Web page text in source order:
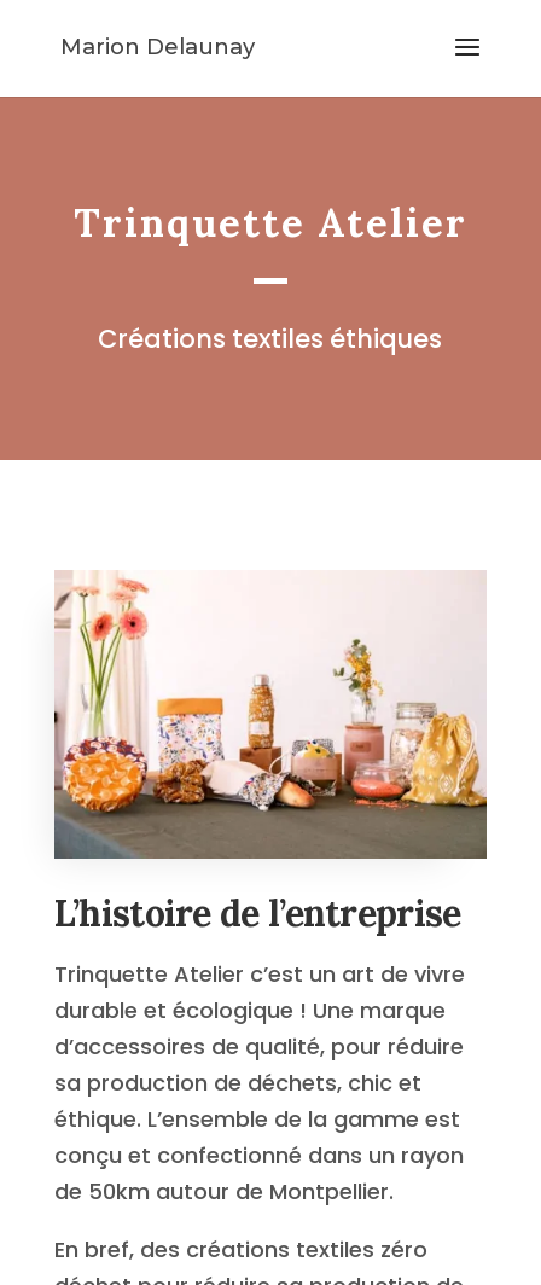
Marion Delaunay
Trinquette Atelier
Créations textiles éthiques
L’histoire de l’entreprise
Trinquette Atelier c’est un art de vivre
durable et écologique ! Une marque
d’accessoires de qualité, pour réduire
sa production de déchets, chic et
éthique. L’ensemble de la gamme est
conçu et confectionné dans un rayon
de 50km autour de Montpellier.
En bref, des créations textiles zéro